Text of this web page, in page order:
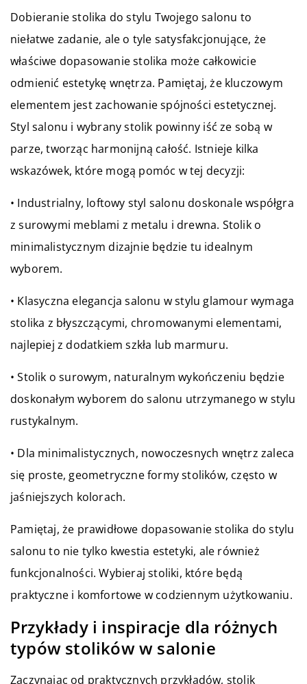
Dobieranie stolika do stylu Twojego salonu to
niełatwe zadanie, ale o tyle satysfakcjonujące, że
właściwe dopasowanie stolika może całkowicie
odmienić estetykę wnętrza. Pamiętaj, że kluczowym
elementem jest zachowanie spójności estetycznej.
Styl salonu i wybrany stolik powinny iść ze sobą w
parze, tworząc harmonijną całość. Istnieje kilka
wskazówek, które mogą pomóc w tej decyzji:
• Industrialny, loftowy styl salonu doskonale współgra
z surowymi meblami z metalu i drewna. Stolik o
minimalistycznym dizajnie będzie tu idealnym
wyborem.
• Klasyczna elegancja salonu w stylu glamour wymaga
stolika z błyszczącymi, chromowanymi elementami,
najlepiej z dodatkiem szkła lub marmuru.
• Stolik o surowym, naturalnym wykończeniu będzie
doskonałym wyborem do salonu utrzymanego w stylu
rustykalnym.
• Dla minimalistycznych, nowoczesnych wnętrz zaleca
się proste, geometryczne formy stolików, często w
jaśniejszych kolorach.
Pamiętaj, że prawidłowe dopasowanie stolika do stylu
salonu to nie tylko kwestia estetyki, ale również
funkcjonalności. Wybieraj stoliki, które będą
praktyczne i komfortowe w codziennym użytkowaniu.
Przykłady i inspiracje dla różnych
typów stolików w salonie
Zaczynając od praktycznych przykładów, stolik